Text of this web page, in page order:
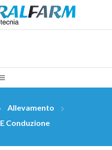
Allevamento
Conduzione